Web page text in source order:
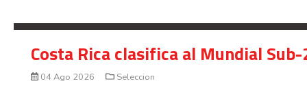
Costa Rica clasifica al Mundial
04 Ago 2026 Seleccion